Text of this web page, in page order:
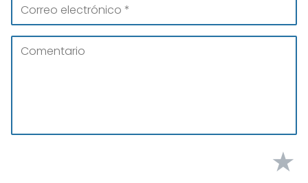
★